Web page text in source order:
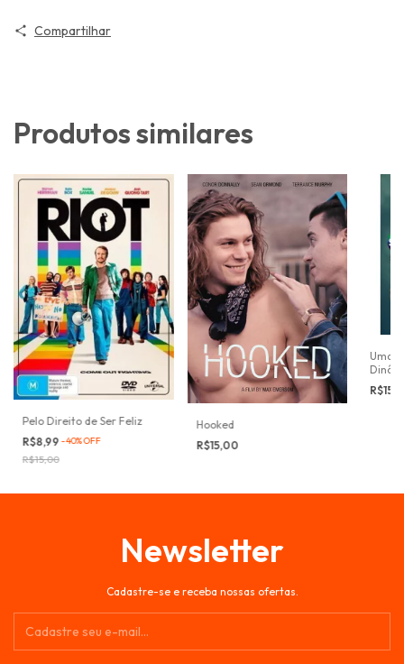
Compartilhar
Produtos similares
Pelo Direito de Ser Feliz
R$8,99-40%OFF
R$15,00
Hooked
R$15,00
Uma
Newsletter
Cadastre-se e receba nossas ofertas.